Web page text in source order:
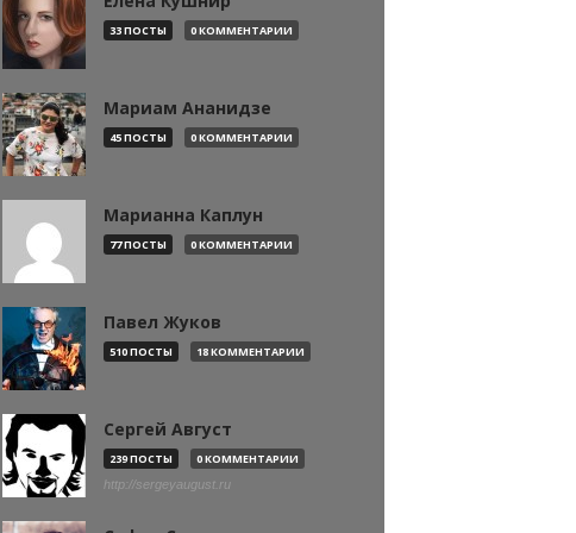
33 ПОСТЫ 0 КОММЕНТАРИИ
Мариам Ананидзе
45 ПОСТЫ 0 КОММЕНТАРИИ
Марианна Каплун
77 ПОСТЫ 0 КОММЕНТАРИИ
Павел Жуков
510 ПОСТЫ 18 КОММЕНТАРИИ
Сергей Август
239 ПОСТЫ 0 КОММЕНТАРИИ
http://sergeyaugust.ru